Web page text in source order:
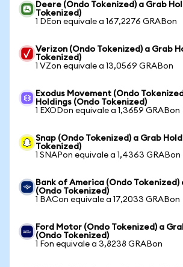
Deere (Ondo Tokenized) a Grab
Tokenized)
1 DEon equivale a 167,2276 GRABon
Verizon (Ondo Tokenized) a Grab
Tokenized)
1 VZon equivale a 13,0569 GRABon
Exodus Movement (Ondo
Holdings (Ondo Tokenized)
1 EXODon equivale a 1,3659 GRABon
Snap (Ondo Tokenized) a Grab
Tokenized)
1 SNAPon equivale a 1,4363 GRABon
Bank of America (Ondo Tokenized)
(Ondo Tokenized)
1 BACon equivale a 17,2033 GRABon
Ford Motor (Ondo Tokenized) a
(Ondo Tokenized)
1 Fon equivale a 3,8238 GRABon